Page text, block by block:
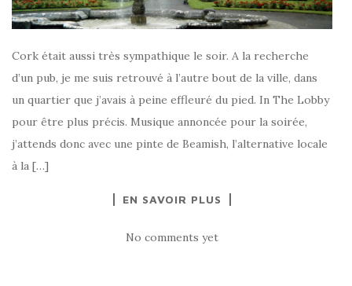
Cork était aussi très sympathique le soir. A la recherche
d’un pub, je me suis retrouvé à l’autre bout de la ville, dans
un quartier que j’avais à peine effleuré du pied. In The Lobby
pour être plus précis. Musique annoncée pour la soirée,
j’attends donc avec une pinte de Beamish, l’alternative locale
à la […]
EN SAVOIR PLUS
No comments yet